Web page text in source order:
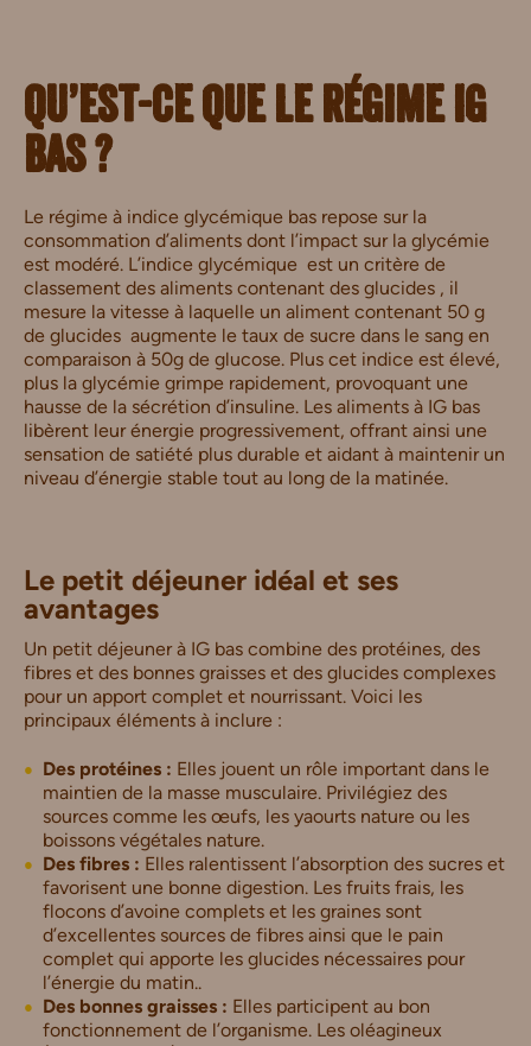
Qu’est-ce que le régime IG
bas ?
Le régime à indice glycémique bas repose sur la
consommation d’aliments dont l’impact sur la glycémie
est modéré. L’indice glycémique est un critère de
classement des aliments contenant des glucides , il
mesure la vitesse à laquelle un aliment contenant 50 g
de glucides augmente le taux de sucre dans le sang en
comparaison à 50g de glucose. Plus cet indice est élevé,
plus la glycémie grimpe rapidement, provoquant une
hausse de la sécrétion d’insuline. Les aliments à IG bas
libèrent leur énergie progressivement, offrant ainsi une
sensation de satiété plus durable et aidant à maintenir un
niveau d’énergie stable tout au long de la matinée.
Le petit déjeuner idéal et ses
avantages
Un petit déjeuner à IG bas combine des protéines, des
fibres et des bonnes graisses et des glucides complexes
pour un apport complet et nourrissant. Voici les
principaux éléments à inclure :
Des protéines : Elles jouent un rôle important dans le
maintien de la masse musculaire. Privilégiez des
sources comme les œufs, les yaourts nature ou les
boissons végétales nature.
Des fibres : Elles ralentissent l’absorption des sucres et
favorisent une bonne digestion. Les fruits frais, les
flocons d’avoine complets et les graines sont
d’excellentes sources de fibres ainsi que le pain
complet qui apporte les glucides nécessaires pour
l’énergie du matin..
Des bonnes graisses : Elles participent au bon
fonctionnement de l’organisme. Les oléagineux